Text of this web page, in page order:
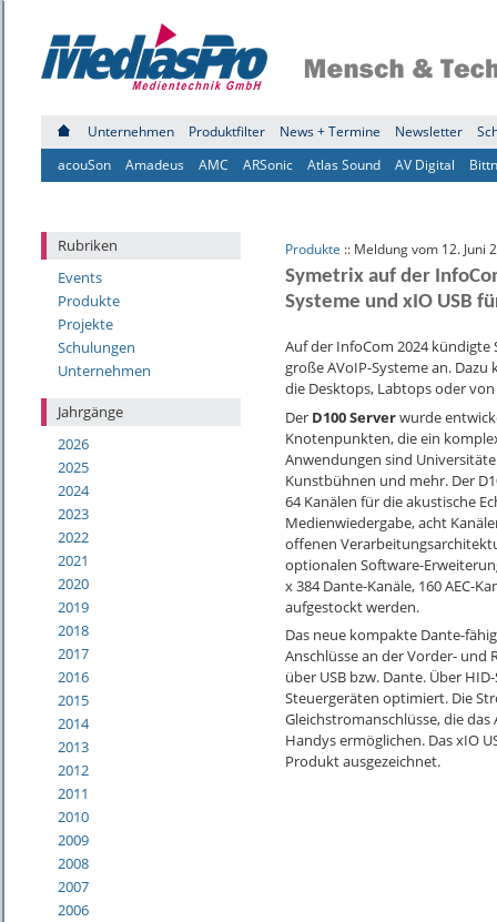
Unternehmen Produktfilter News + Termine Newsletter
acouSon
Amadeus AMC ARSonic Atlas Sound AV Digital
Rubriken
Events
Produkte
Projekte
Schulungen
Unternehmen
Jahrgänge
2026
2025
2024
2023
2022
2021
2020
2019
2018
2017
2016
2015
2014
2013
2012
2011
2010
2009
2008
2007
2006
Produkte :: Meldung vom 12. Juni
Symetrix auf der
Systeme und xIO USB
Auf der InfoCom 2024
große AVoIP-Systeme an.
die Desktops, Labtops oder
Der D100 Serverwurde
Knotenpunkten, die ein
Anwendungen sind
Kunstbühnen und mehr. Der
64 Kanälen für die akustische
Medienwiedergabe, acht
offenen
optionalen Software-
x 384 Dante-Kanäle, 160 AEC-
aufgestockt werden.
Das neue kompakte Dante-
Anschlüsse an der Vorder- und
über USB bzw. Dante. Über
Steuergeräten optimiert. Die
Gleichstromanschlüsse, die
Handys ermöglichen. Das xIO
Produkt ausgezeichnet.